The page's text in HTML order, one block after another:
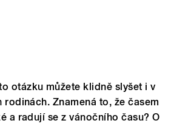
otázku můžete klidně slyšet i v
rodinách. Znamená to, že časem
a radují se z vánočního času? O